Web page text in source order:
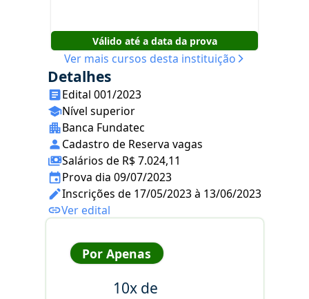
Válido até a data da prova
Ver mais cursos desta instituição
Detalhes
Edital 001/2023
Nível superior
Banca Fundatec
Cadastro de Reserva vagas
Salários de R$ 7.024,11
Prova dia 09/07/2023
Inscrições de 17/05/2023 à 13/06/2023
Ver edital
Por Apenas
10x de